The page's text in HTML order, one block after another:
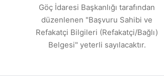
Göç İdaresi Başkanlığı tarafından
düzenlenen "Başvuru Sahibi ve
Refakatçi Bilgileri (Refakatçi/Bağlı)
Belgesi" yeterli sayılacaktır.